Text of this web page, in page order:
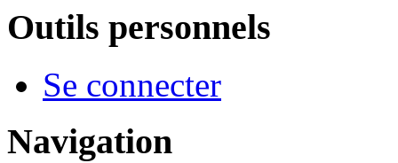
Outils personnels
Se connecter
Navigation